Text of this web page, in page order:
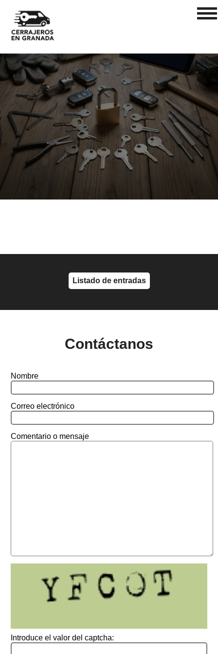
Listado de entradas
Contáctanos
Nombre
Correo electrónico
Comentario o mensaje
Introduce el valor del captcha: